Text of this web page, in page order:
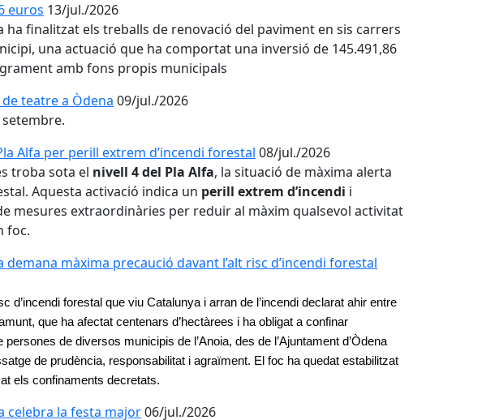
euros 13/jul./2026
ha finalitzat els treballs de renovació del paviment en sis carrers
una actuació que ha comportat una inversió de 145.491,86
amb fons propis municipals
teatre a Òdena 09/jul./2026
Alfa per perill extrem d’incendi forestal 08/jul./2026
troba sota el nivell 4 del Pla Alfa, la situació de màxima alerta
Aquesta activació indica un perill extrem d’incendi i
mesures extraordinàries per reduir al màxim qualsevol activitat
foc.
demana màxima precaució davant l’alt risc d’incendi forestal
d’incendi forestal que viu Catalunya i arran de l’incendi declarat ahir entre
que ha afectat centenars d’hectàrees i ha obligat a confinar
de diversos municipis de l’Anoia, des de l’Ajuntament d’Òdena
de prudència, responsabilitat i agraïment. El foc ha quedat estabilitzat
els confinaments decretats.
celebra la festa major06/jul./2026